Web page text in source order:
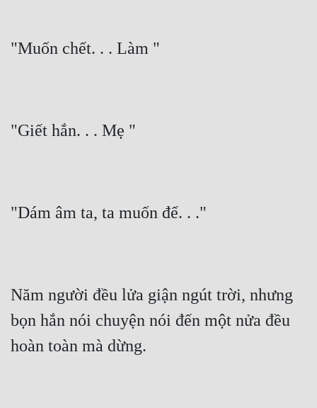
"Muốn chết. . . Làm "
"Giết hắn. . . Mẹ "
"Dám âm ta, ta muốn để. . ."
Năm người đều lửa giận ngút trời, nhưng
bọn hắn nói chuyện nói đến một nửa đều
hoàn toàn mà dừng.